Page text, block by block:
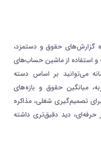
گزارش‌های حقوق و دستمزد،
استفاده از ماشین حساب‌های
می‌توانید بر اساس دسته
میانگین حقوق و بازه‌های
تصمیم‌گیری شغلی، مذاکره
حرفه‌ای، دید دقیق‌تری داشته